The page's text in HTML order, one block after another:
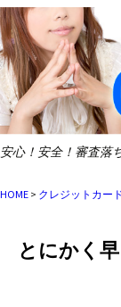
安心！安全！審査落
HOME > クレジットカー
とにかく